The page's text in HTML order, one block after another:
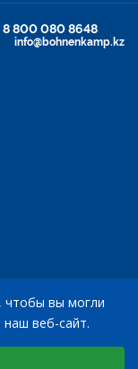
8 800 080 8648
info@bohnenkamp.kz
чтобы вы могли
веб-сайт.